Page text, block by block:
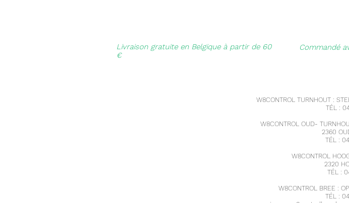
Livraison gratuite en Belgique à partir de 60
€
Commandé
W8CONTROL TURNHOUT :
TÉL :
W8CONTROL OUD-
2360
TÉL :
W8CONTROL
2320
TÉL :
W8CONTROL BREE :
TÉL :